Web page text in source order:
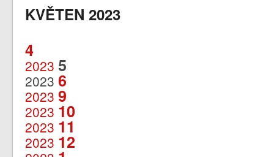
KVĚTEN 2023
4
2023 5
2023 6
2023 9
2023 10
2023 11
2023 12